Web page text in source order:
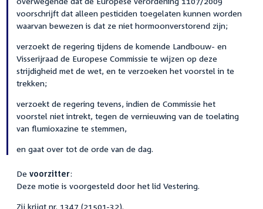
voorschrijft dat alleen pesticiden toegelaten kunnen worden
waarvan bewezen is dat ze niet hormoonverstorend zijn;
verzoekt de regering tijdens de komende Landbouw- en
Visserijraad de Europese Commissie te wijzen op deze
strijdigheid met de wet, en te verzoeken het voorstel in te
trekken;
verzoekt de regering tevens, indien de Commissie het
voorstel niet intrekt, tegen de vernieuwing van de toelating
van flumioxazine te stemmen,
en gaat over tot de orde van de dag.
De voorzitter:
Deze motie is voorgesteld door het lid Vestering.
Zij krijgt nr. 1347 (21501-32).